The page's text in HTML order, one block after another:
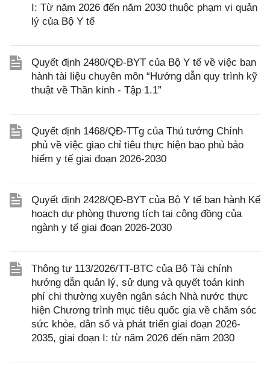
I: Từ năm 2026 đến năm 2030 thuộc phạm vi quản
lý của Bộ Y tế
Quyết định 2480/QĐ-BYT của Bộ Y tế về việc ban
hành tài liệu chuyên môn “Hướng dẫn quy trình kỹ
thuật về Thần kinh - Tập 1.1”
Quyết định 1468/QĐ-TTg của Thủ tướng Chính
phủ về việc giao chỉ tiêu thực hiện bao phủ bảo
hiểm y tế giai đoạn 2026-2030
Quyết định 2428/QĐ-BYT của Bộ Y tế ban hành Kế
hoạch dự phòng thương tích tại cộng đồng của
ngành y tế giai đoạn 2026-2030
Thông tư 113/2026/TT-BTC của Bộ Tài chính
hướng dẫn quản lý, sử dụng và quyết toán kinh
phí chi thường xuyên ngân sách Nhà nước thực
hiện Chương trình mục tiêu quốc gia về chăm sóc
sức khỏe, dân số và phát triển giai đoạn 2026-
2035, giai đoạn I: từ năm 2026 đến năm 2030